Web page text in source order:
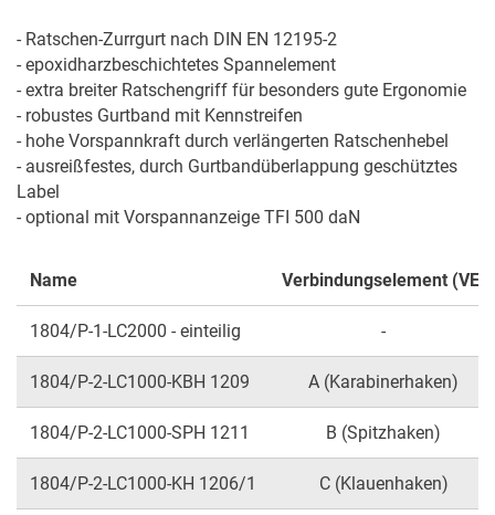
- Ratschen-Zurrgurt nach DIN EN 12195-2
- epoxidharzbeschichtetes Spannelement
- extra breiter Ratschengriff für besonders gute Ergonomie
- robustes Gurtband mit Kennstreifen
- hohe Vorspannkraft durch verlängerten Ratschenhebel
- ausreißfestes, durch Gurtbandüberlappung geschütztes
Label
- optional mit Vorspannanzeige TFI 500 daN
Name Verbindungselement (VE)
1804/P-1-LC2000 - einteilig -
1804/P-2-LC1000-KBH 1209 A (Karabinerhaken)
1804/P-2-LC1000-SPH 1211 B (Spitzhaken)
1804/P-2-LC1000-KH 1206/1 C (Klauenhaken)